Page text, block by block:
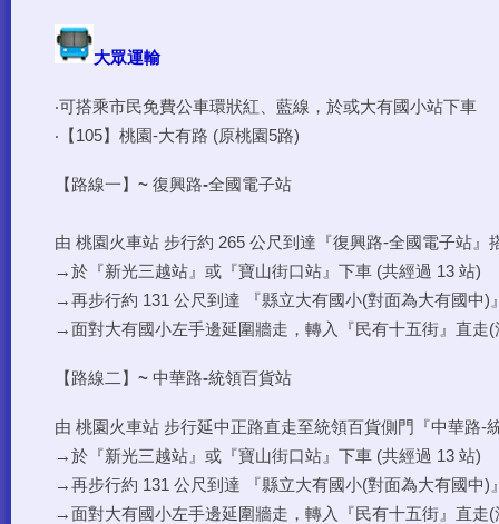
大眾運輸
‧可搭乘市民免費公車環狀紅、藍線，於或大有國小站下車
‧【105】桃園-大有路 (原桃園5路)
【路線一】 ~ 復興路-全國電子站
由 桃園火車站 步行約 265 公尺到達『復興路-全國電子站』
→於『新光三越站』或『寶山街口站』下車 (共經過 13 站)
→再步行約 131 公尺到達 『縣立大有國小(對面為大有國中)
→面對大有國小左手邊延圍牆走，轉入『民有十五街』直走
【路線二】 ~ 中華路-統領百貨站
由 桃園火車站 步行延中正路直走至統領百貨側門『中華路-
→於『新光三越站』或『寶山街口站』下車 (共經過 13 站)
→再步行約 131 公尺到達 『縣立大有國小(對面為大有國中)
→面對大有國小左手邊延圍牆走，轉入『民有十五街』直走